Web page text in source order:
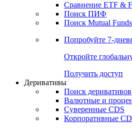
Получить доступ
ETF & Funds
Сравнение ETF &
Поиск Mutual Funds
Попробуйте7-
Откройте
Получить доступ
Деривативы